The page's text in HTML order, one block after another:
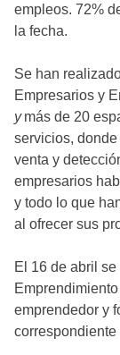
empleos. 72%
la fecha.
Se han
Empresarios y
ymás de 20
servicios,
venta y
empresarios
y todo lo que
al ofrecer sus
El 16 de abril
emprendedor y
correspondiente